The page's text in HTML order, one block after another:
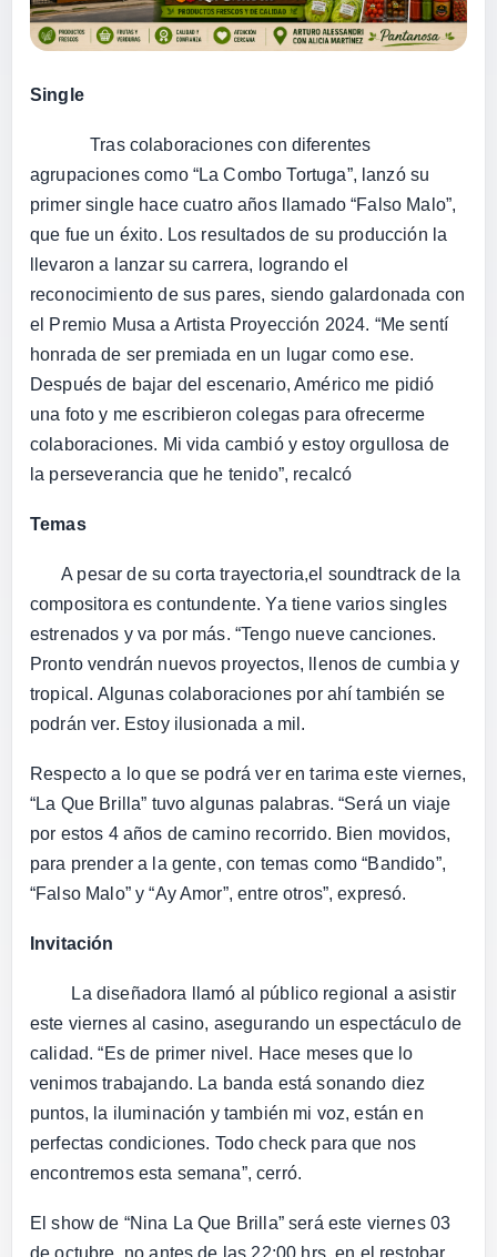
Single
Tras colaboraciones con diferentes
agrupaciones como “La Combo Tortuga”, lanzó su
primer single hace cuatro años llamado “Falso Malo”,
que fue un éxito. Los resultados de su producción la
llevaron a lanzar su carrera, logrando el
reconocimiento de sus pares, siendo galardonada con
el Premio Musa a Artista Proyección 2024. “Me sentí
honrada de ser premiada en un lugar como ese.
Después de bajar del escenario, Américo me pidió
una foto y me escribieron colegas para ofrecerme
colaboraciones. Mi vida cambió y estoy orgullosa de
la perseverancia que he tenido”, recalcó
Temas
A pesar de su corta trayectoria,el soundtrack de la
compositora es contundente. Ya tiene varios singles
estrenados y va por más. “Tengo nueve canciones.
Pronto vendrán nuevos proyectos, llenos de cumbia y
tropical. Algunas colaboraciones por ahí también se
podrán ver. Estoy ilusionada a mil.
Respecto a lo que se podrá ver en tarima este viernes,
“La Que Brilla” tuvo algunas palabras. “Será un viaje
por estos 4 años de camino recorrido. Bien movidos,
para prender a la gente, con temas como “Bandido”,
“Falso Malo” y “Ay Amor”, entre otros”, expresó.
Invitación
La diseñadora llamó al público regional a asistir
este viernes al casino, asegurando un espectáculo de
calidad. “Es de primer nivel. Hace meses que lo
venimos trabajando. La banda está sonando diez
puntos, la iluminación y también mi voz, están en
perfectas condiciones. Todo check para que nos
encontremos esta semana”, cerró.
El show de “Nina La Que Brilla” será este viernes 03